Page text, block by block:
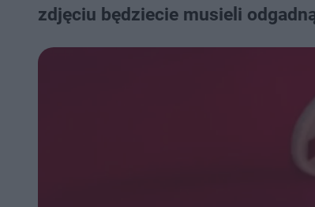
zdjęciu będziecie musieli